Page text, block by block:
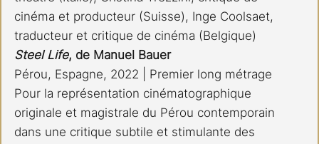
cinéma et producteur (Suisse), Inge Coolsaet,
traducteur et critique de cinéma (Belgique)
Steel Life, de Manuel Bauer
Pérou, Espagne, 2022 | Premier long métrage
Pour la représentation cinématographique
originale et magistrale du Pérou contemporain
dans une critique subtile et stimulante des